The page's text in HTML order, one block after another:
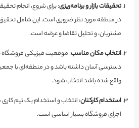
تحقیقات بازار و برنامه‌ریزی: برای شروع، انجام
در منطقه مورد نظر ضروری است. این شامل تحقیق
مشتریان، و تحلیل تقاضا و عرضه است.
انتخاب مکان مناسب: موقعیت فیزیکی
دسترسی آسان داشته باشد و در منطقه‌ای با
واقع شده باشد انتخاب شود.
استخدام کارکنان: انتخاب و استخدام یک تیم
اجرای فروشگاه بسیار اساسی است.